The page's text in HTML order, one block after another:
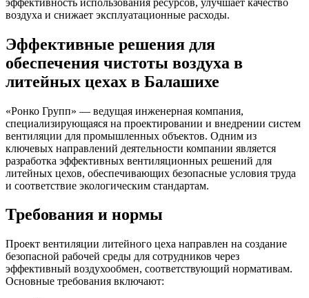
воздуха и снижает эксплуатационные расходы.
Эффективные решения для
обеспечения чистоты воздуха в
литейных цехах в Балашихе
«Ронко Групп» — ведущая инженерная компания,
специализирующаяся на проектировании и внедрении систем
вентиляции для промышленных объектов. Одним из
ключевых направлений деятельности компании является
разработка эффективных вентиляционных решений для
литейных цехов, обеспечивающих безопасные условия труда
и соответствие экологическим стандартам.
Требования и нормы
Проект вентиляции литейного цеха направлен на создание
безопасной рабочей среды для сотрудников через
эффективный воздухообмен, соответствующий нормативам.
Основные требования включают: